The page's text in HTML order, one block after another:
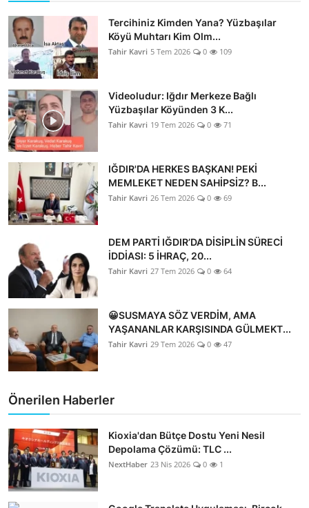
Tercihiniz Kimden Yana? Yüzbaşılar
Köyü Muhtarı Kim Olm...
Tahir Kavri 5 Tem 2026 0 109
Videoludur: Iğdır Merkeze Bağlı
Yüzbaşılar Köyünden 3 K...
Tahir Kavri 19 Tem 2026 0 71
IĞDIR'DA HERKES BAŞKAN! PEKİ
MEMLEKET NEDEN SAHİPSİZ? B...
Tahir Kavri 26 Tem 2026 0 69
DEM PARTİ IĞDIR’DA DİSİPLİN SÜRECİ
İDDİASI: 5 İHRAÇ, 20...
Tahir Kavri 27 Tem 2026 0 64
😀SUSMAYA SÖZ VERDİM, AMA
YAŞANANLAR KARŞISINDA GÜLMEKT...
Tahir Kavri 29 Tem 2026 0 47
Önerilen Haberler
Kioxia'dan Bütçe Dostu Yeni Nesil
Depolama Çözümü: TLC ...
NextHaber 23 Nis 2026 0 1